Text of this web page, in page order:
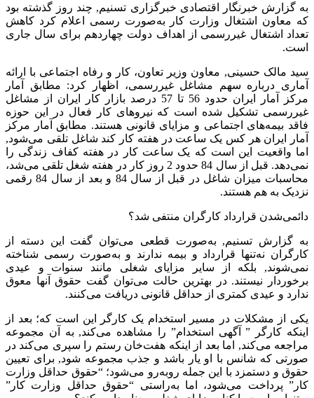
به گزارش خبرنگار اقتصادی خبرگزاری تسنیم, چند روز گذشته بود
که معاون اشتغال وزارت کار به‌صورت رسمی اعلام کرد کاهش
تعداد اشتغال غیررسمی از اهداف دولت چهاردهم برای سال جاری
است.
سید مالک حسینی, معاون وزیر تعاون، کار و رفاه اجتماعی با ارائه
آماری درباره سهم مشاغل غیررسمی، اظهار کرد: مطابق آمار
مرکز آمار ایران حدود 56 تا 57 درصد بازار کار ایران از مشاغل
غیررسمی تشکیل شده است که نیروهای کار فعال در این حوزه
فاقد بیمه‌های اجتماعی و مزایای قانونی هستند. مطابق آمار مرکز
آمار ایران هر کس یک ساعت در هفته کار کند شاغل تلقی می‌شود,
اما واقعیت این است که یک ساعت کار در هفته کفاف زندگی را
نمی‌دهد. قبل از سال 84 حدود 2 روز کار در هفته شغل تلقی می‌شد،
محاسبات میزان شاغل در قبل از سال 84 و بعد از سال 84 رقمی
نزدیک به هم هستند.
دائمی‌شدن قرارداد کارگران منتفی شد؟
به گزارش تسنیم,‌ به‌صورت قطعی می‌توان گفت این دسته از
کارگران نه‌تنها قرارداد و بیمه ندارند و به‌صورت رسمی شناخته
نمی‌شوند, بلکه از سایر مزایای شغلی مانند سنوات و عیدی
برخوردار نیستند. در بهترین حالت می‌توان گفت حقوق آنها معوق
ندارد و عیدی کمتری از حداقل قانونی دریافت می‌کنند.
یکی از مشکلات در مسیر استخدام یک کارگر این است که؛ بعد از
اینکه کارگر ” آگهی استخدام” را مشاهده می‌کند, به آن مجموعه
مراجعه می‌کند, اما بعد از اینکه هفت‌خان رستم را سپری می‌کند در
صورتی که شانس با او یار باشد و جذب مجموعه شود, برای تعیین
حقوق و دستمزد با این جمله روبه‌رو می‌شود؛ “حقوق حداقل وزارت
کار” پرداخت می‌شود، اما به‌راستی “حقوق حداقل وزارت کار”